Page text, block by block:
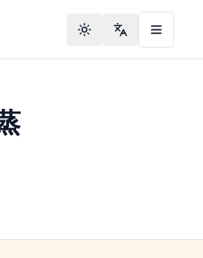
Toggle theme
Change